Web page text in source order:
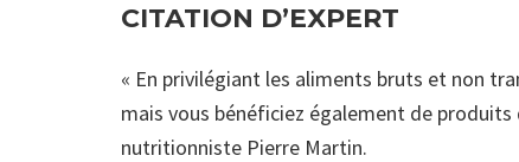
CITATION D’EXPERT
« En privilégiant les aliments bruts et non
mais vous bénéficiez également de
nutritionniste Pierre Martin.